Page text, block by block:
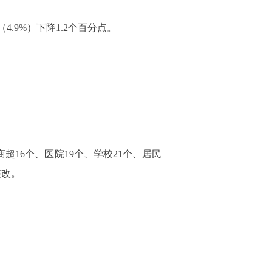
）下降1.2个百分点。
16个、医院19个、学校21个、居民
。